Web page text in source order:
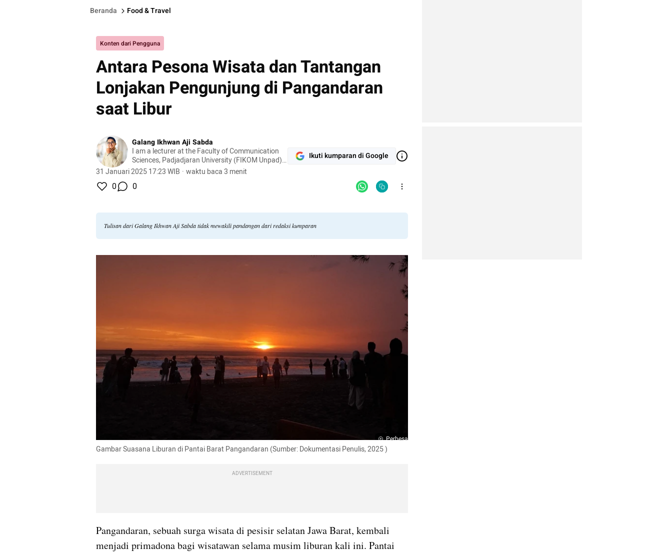
Beranda Food & Travel
Konten dari Pengguna
Antara Pesona Wisata dan Tantangan
Lonjakan Pengunjung di Pangandaran
saat Libur
Galang Ikhwan Aji Sabda
I am a lecturer at the Faculty of Communication
Sciences, Padjadjaran University (FIKOM Unpad),
specializing in Media Communication, Tourism
31 Januari 2025 17:23 WIB · waktu baca 3 menit
Ikuti kumparan di Google
0 0
Tulisan dari Galang Ikhwan Aji Sabda tidak mewakili pandangan dari redaksi kumparan
Perbesar
Gambar Suasana Liburan di Pantai Barat Pangandaran (Sumber: Dokumentasi Penulis, 2025 )
ADVERTISEMENT
Pangandaran, sebuah surga wisata di pesisir selatan Jawa Barat, kembali
menjadi primadona bagi wisatawan selama musim liburan kali ini. Pantai